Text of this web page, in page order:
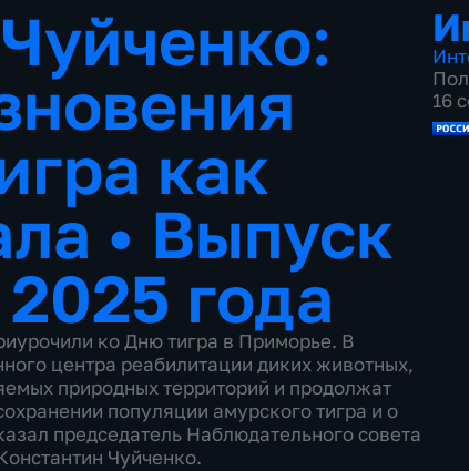
как
• Выпуск
года
ко Дню тигра в Приморье. В
центра реабилитации диких животных,
природных территорий и продолжат
популяции амурского тигра и о
председатель Наблюдательного совета
Чуйченко.
16